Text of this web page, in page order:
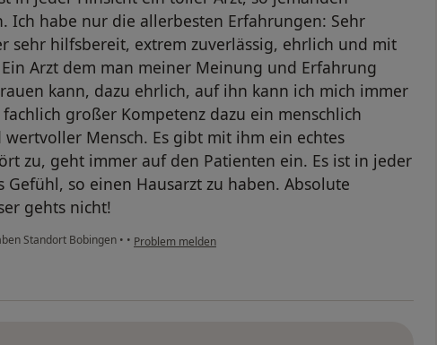
Ich habe nur die allerbesten Erfahrungen: Sehr
sehr hilfsbereit, extrem zuverlässig, ehrlich und mit
Arzt dem man meiner Meinung und Erfahrung
kann, dazu ehrlich, auf ihn kann ich mich immer
großer Kompetenz dazu ein menschlich
Mensch. Es gibt mit ihm ein echtes
zu, geht immer auf den Patienten ein. Es ist in jeder
Gefühl, so einen Hausarzt zu haben. Absolute
gehts nicht!
Standort Bobingen • • Problem melden